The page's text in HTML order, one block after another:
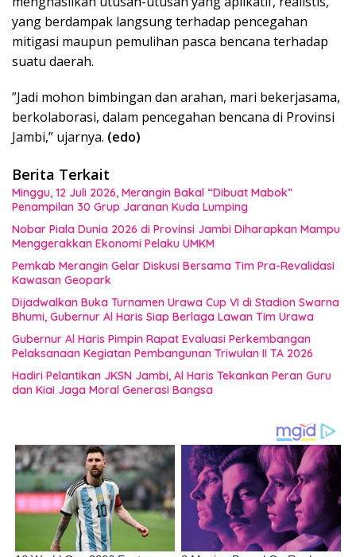
yang berdampak langsung terhadap pencegahan
mitigasi maupun pemulihan pasca bencana terhadap
suatu daerah.
‎”Jadi mohon bimbingan dan arahan, mari bekerjasama,
berkolaborasi, dalam pencegahan bencana di Provinsi
Jambi,” ujarnya. (edo)
Berita Terkait
Minggu, 12 Juli 2026, Merangin Bakal “Dibuat Mabok”
Penampilan 30 Grup Jaranan Kuda Lumping
Nobar Piala Dunia 2026 di Provinsi Jambi Diharapkan Mampu
Menggerakkan Ekonomi Pelaku UMKM
Pemkab Merangin Gelar Diskusi Bersama Tim Pra-Revalidasi
Kawasan Geopark
Dijadwalkan Buka Turnamen Urawa Cup VI di Stadion Swarna
Bhumi, Gubernur Al Haris Siap Berlaga Lawan Tim Urawa
Gubernur Al Haris Pimpin Rapat Evaluasi Perkembangan
Pelaksanaan Kegiatan Pembangunan Triwulan II TA 2026
Hadiri Pelantikan JKSN Jambi, Al Haris Tekankan Peran Guru
dan Kiai Jaga Moral Generasi Bangsa